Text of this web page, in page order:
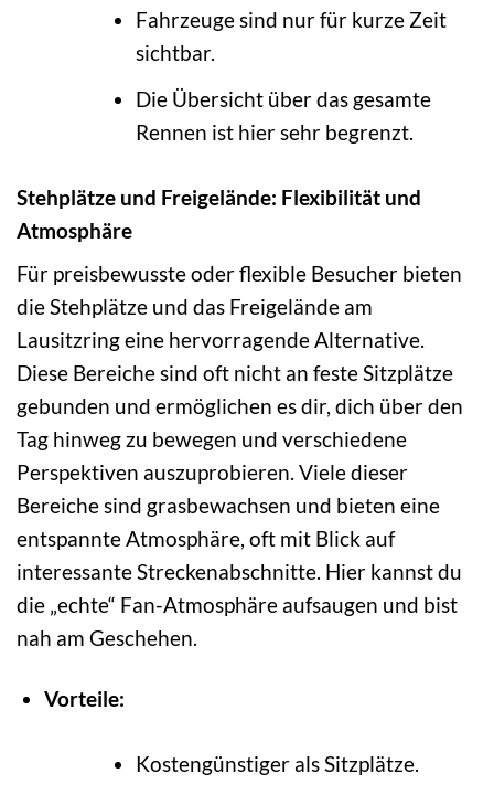
Fahrzeuge sind nur für kurze Zeit
sichtbar.
Die Übersicht über das gesamte
Rennen ist hier sehr begrenzt.
Stehplätze und Freigelände: Flexibilität und
Atmosphäre
Für preisbewusste oder flexible Besucher bieten
die Stehplätze und das Freigelände am
Lausitzring eine hervorragende Alternative.
Diese Bereiche sind oft nicht an feste Sitzplätze
gebunden und ermöglichen es dir, dich über den
Tag hinweg zu bewegen und verschiedene
Perspektiven auszuprobieren. Viele dieser
Bereiche sind grasbewachsen und bieten eine
entspannte Atmosphäre, oft mit Blick auf
interessante Streckenabschnitte. Hier kannst du
die „echte“ Fan-Atmosphäre aufsaugen und bist
nah am Geschehen.
Vorteile:
Kostengünstiger als Sitzplätze.